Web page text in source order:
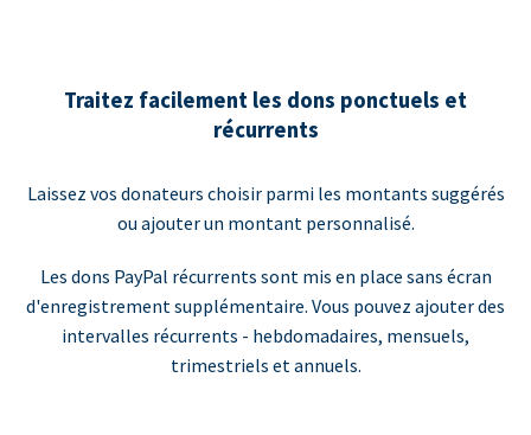
Traitez facilement les dons ponctuels et
récurrents
Laissez vos donateurs choisir parmi les montants suggérés
ou ajouter un montant personnalisé.
Les dons PayPal récurrents sont mis en place sans écran
d'enregistrement supplémentaire. Vous pouvez ajouter des
intervalles récurrents - hebdomadaires, mensuels,
trimestriels et annuels.